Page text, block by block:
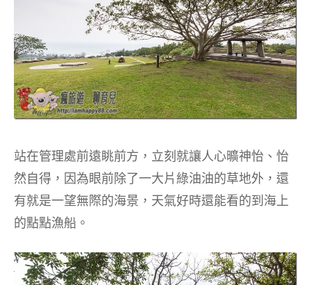
站在管理處前遠眺前方，立刻就讓人心曠神怡、怡
然自得，因為眼前除了一大片綠油油的草地外，還
有就是一望無際的海景，天氣好時還能看的到海上
的點點漁船。